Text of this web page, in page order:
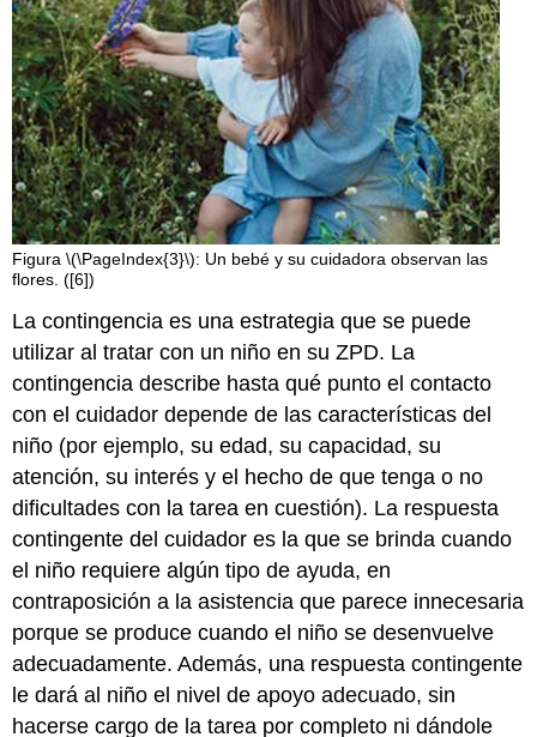
Figura \(\PageIndex{3}\): Un bebé y su cuidadora observan las
flores. ([6])
La contingencia es una estrategia que se puede
utilizar al tratar con un niño en su ZPD. La
contingencia describe hasta qué punto el contacto
con el cuidador depende de las características del
niño (por ejemplo, su edad, su capacidad, su
atención, su interés y el hecho de que tenga o no
dificultades con la tarea en cuestión). La respuesta
contingente del cuidador es la que se brinda cuando
el niño requiere algún tipo de ayuda, en
contraposición a la asistencia que parece innecesaria
porque se produce cuando el niño se desenvuelve
adecuadamente. Además, una respuesta contingente
le dará al niño el nivel de apoyo adecuado, sin
hacerse cargo de la tarea por completo ni dándole